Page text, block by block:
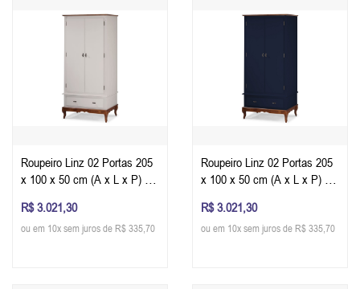
Roupeiro Linz 02 Portas 205
x 100 x 50 cm (A x L x P) -
R$ 3.021,30
ou em 10x sem juros de R$ 335,70
Roupeiro Linz 02 Portas 205
x 100 x 50 cm (A x L x P) -
Petróleo
R$ 3.021,30
ou em 10x sem juros de R$ 335,70